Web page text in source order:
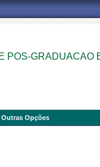
POS-GRADUACAO
Outras Opções